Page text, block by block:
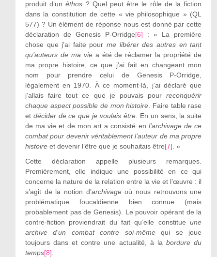
produit d’unêthos ? Quel peut être le rôle de la fiction
dans la constitution de cette « vie philosophique » (QL
577) ? Un élément de réponse nous est donné par cette
déclaration de Genesis P-Orridge[6] : « La première
chose que j’ai faite pourme libérer des autres en tant
qu’auteurs de ma viea été de réclamer la propriété de
ma propre histoire, ce que j’ai fait en changeant mon
nom pour prendre celui de Genesis P-Orridge,
légalement en 1970. À ce moment-là, j’ai déclaré que
j’allais faire tout ce que je pouvais pourreconquérir
chaque aspect possible de mon histoire . Faire table rase
et décider de ce que je voulais être. En un sens, la suite
de ma vie et de mon art a consisté en l’archivage de ce
combat pour devenir véritablement l’auteur de ma propre
histoireet devenir l’être que je souhaitais être[7] . »
Cette déclaration appelle plusieurs remarques.
Premièrement, elle indique une possibilité en ce qui
concerne la nature de la relation entre la vie et l’œuvre : il
s’agit de la notion d’archivageoù nous retrouvons une
problématique foucaldienne bien connue (mais
probablement pas de Genesis). Le pouvoir opérant de la
contre-fiction proviendrait du fait qu’elle constitueune
archive d’un combat contre soi-mêmequi se joue
toujours dans et contre une actualité, à labordure du
temps[8]